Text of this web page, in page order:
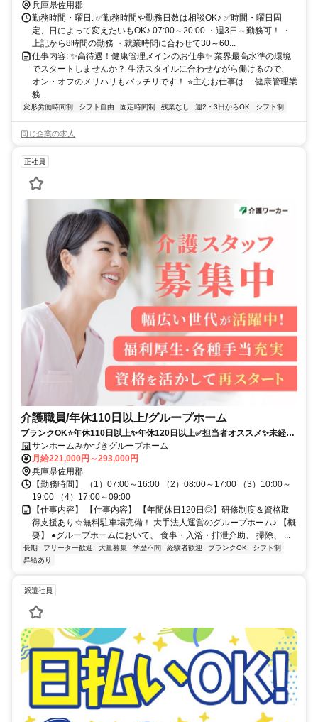
兵庫県佐用郡
勤務時間・曜日: ✅勤務時間や勤務日数は相談OK♪ ✅時間・曜日固
定、日によって変えたいもOK♪ 07:00～20:00 ・週3日～勤務可！ ・
上記から8時間の勤務 ・就業時間に合わせて30～60...
仕事内容: ✨高待遇！健康管理メインのお仕事✨ 業界最高水準の環境
でスタートしませんか？ 生活スタイルに合わせながら働けるので、
オン・オフのメリハリもバッチリです！ ⭐主なお仕事は… 健康管理業
務...
変形労働時間制 シフト自由 固定時間制 残業なし 週2・3日からOK シフト制
同じ企業の求人
正社員
介護職員/年休110日以上/グループホーム
ブランクOK⭐️年休110日以上✨年休120日以上✅️担当者オススメ✨未経験
歓迎⭕️経験者優遇✨車通勤ＯＫ❗️高額求人
サンホームみかづきグループホーム
月給221,000円～293,000円
兵庫県佐用郡
【勤務時間】 （1）07:00～16:00 （2）08:00～17:00 （3）10:00～
19:00 （4）17:00～09:00
【仕事内容】 【仕事内容】 【年間休日120日◎】研修制度＆資格取
得支援あり☆無料駐車場完備！ 大手法人運営のグループホーム♪ 【概
要】 ●グループホームにおいて、 食事・入浴・排泄介助、 掃除、 ...
長期 フリーター歓迎 大量募集 学歴不問 経験者歓迎 ブランクOK
シフト制
昇給あり
派遣社員